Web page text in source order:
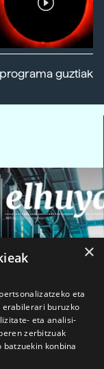
guztiak
×
eta
erabilerari buruzko
eta analisi-
zerbitzuak
konbina